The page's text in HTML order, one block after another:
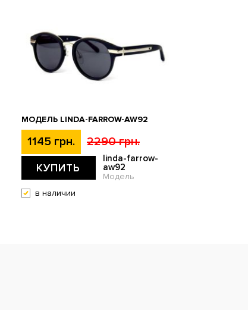
МОДЕЛЬ LINDA-FARROW-AW92
1145 грн. 2290 грн.
КУПИТЬ
linda-farrow-
aw92
Модель
в наличии